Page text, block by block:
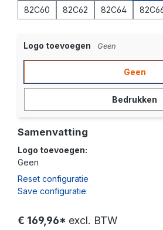
82C60
82C62 82C64
Logo toevoegen Geen
Geen
Bedrukken
Samenvatting
Logo toevoegen:
Geen
Reset configuratie
Save configuratie
€ 169,96* excl. BTW